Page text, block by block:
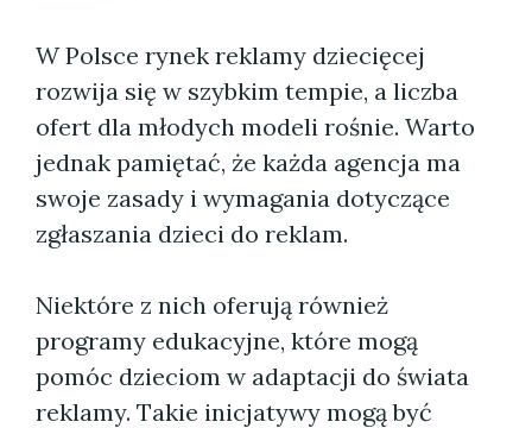
W Polsce rynek reklamy dziecięcej
rozwija się w szybkim tempie, a liczba
ofert dla młodych modeli rośnie. Warto
jednak pamiętać, że każda agencja ma
swoje zasady i wymagania dotyczące
zgłaszania dzieci do reklam.
Niektóre z nich oferują również
programy edukacyjne, które mogą
pomóc dzieciom w adaptacji do świata
reklamy. Takie inicjatywy mogą być